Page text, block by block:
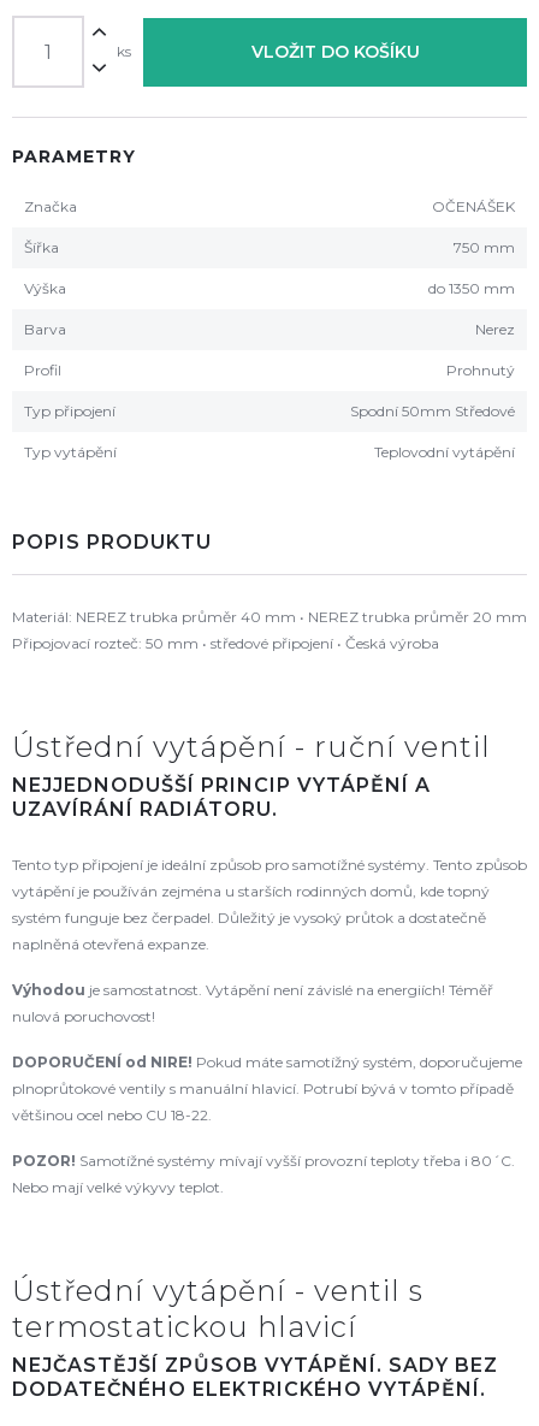
ks VLOŽIT DO KOŠÍKU
PARAMETRY
Značka OČENÁŠEK
Šířka 750 mm
Výška do 1350 mm
Barva Nerez
Profil Prohnutý
Typ připojení Spodní 50mm Středové
Typ vytápění Teplovodní vytápění
POPIS PRODUKTU
Materiál: NEREZ trubka průměr 40 mm • NEREZ trubka průměr 20 mm
Připojovací rozteč: 50 mm • středové připojení • Česká výroba
Ústřední vytápění - ruční ventil
NEJJEDNODUŠŠÍ PRINCIP VYTÁPĚNÍ A
UZAVÍRÁNÍ RADIÁTORU.
Tento typ připojení je ideální způsob pro samotížné systémy. Tento způsob
vytápění je používán zejména u starších rodinných domů, kde topný
systém funguje bez čerpadel. Důležitý je vysoký průtok a dostatečně
naplněná otevřená expanze.
Výhodou je samostatnost. Vytápění není závislé na energiích! Téměř
nulová poruchovost!
DOPORUČENÍ od NIRE! Pokud máte samotížný systém, doporučujeme
plnoprůtokové ventily s manuální hlavicí. Potrubí bývá v tomto případě
většinou ocel nebo CU 18-22.
POZOR! Samotížné systémy mívají vyšší provozní teploty třeba i 80´C.
Nebo mají velké výkyvy teplot.
Ústřední vytápění - ventil s
termostatickou hlavicí
NEJČASTĚJŠÍ ZPŮSOB VYTÁPĚNÍ. SADY BEZ
DODATEČNÉHO ELEKTRICKÉHO VYTÁPĚNÍ.